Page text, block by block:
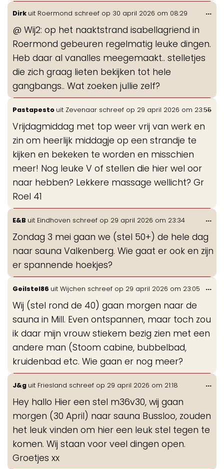
Dirk uit Roermond schreef op 30 april 2026 om 08:29
@ Wij2: op het naaktstrand isabellagriend in
Roermond gebeuren regelmatig leuke dingen.
Heb daar al vanalles meegemaakt.. stelletjes
die zich graag lieten bekijken tot hele
gangbangs.. Wat zoeken jullie zelf?
...
Pastapesto uit Zevenaar schreef op 29 april 2026 om 23:55
Vrijdagmiddag met top weer vrij van werk en
zin om heerlijk middagje op een strandje te
kijken en bekeken te worden en misschien
meer! Nog leuke V of stellen die hier wel oor
naar hebben? Lekkere massage wellicht? Gr
Roel 41
...
E&B uit Eindhoven schreef op 29 april 2026 om 23:34
Zondag 3 mei gaan we (stel 50+) de hele dag
naar sauna Valkenberg. Wie gaat er ook en zijn
er spannende hoekjes?
...
Geilstel86 uit Wijchen schreef op 29 april 2026 om 23:05
Wij (stel rond de 40) gaan morgen naar de
sauna in Mill. Even ontspannen, maar toch zou
ik daar mijn vrouw stiekem bezig zien met een
andere man (Stoom cabine, bubbelbad,
kruidenbad etc. Wie gaan er nog meer?
...
J&g uit Friesland schreef op 29 april 2026 om 21:18
Hey hallo Hier een stel m36v30, wij gaan
morgen (30 April) naar sauna Bussloo, zouden
het leuk vinden om hier een leuk stel tegen te
komen. Wij staan voor veel dingen open.
Groetjes xx
...